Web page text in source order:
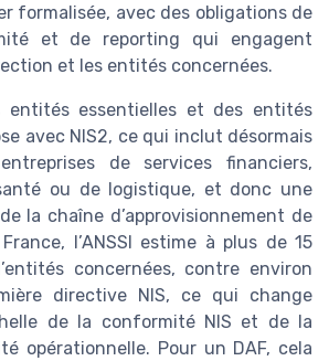
formalisée, avec des obligations de
et de reporting qui engagent
et les entités concernées.
entités essentielles et des entités
avec NIS2, ce qui inclut désormais
de services financiers,
ou de logistique, et donc une
la chaîne d’approvisionnement de
l’ANSSI estime à plus de 15
concernées, contre environ
directive NIS, ce qui change
de la conformité NIS et de la
opérationnelle. Pour un DAF, cela